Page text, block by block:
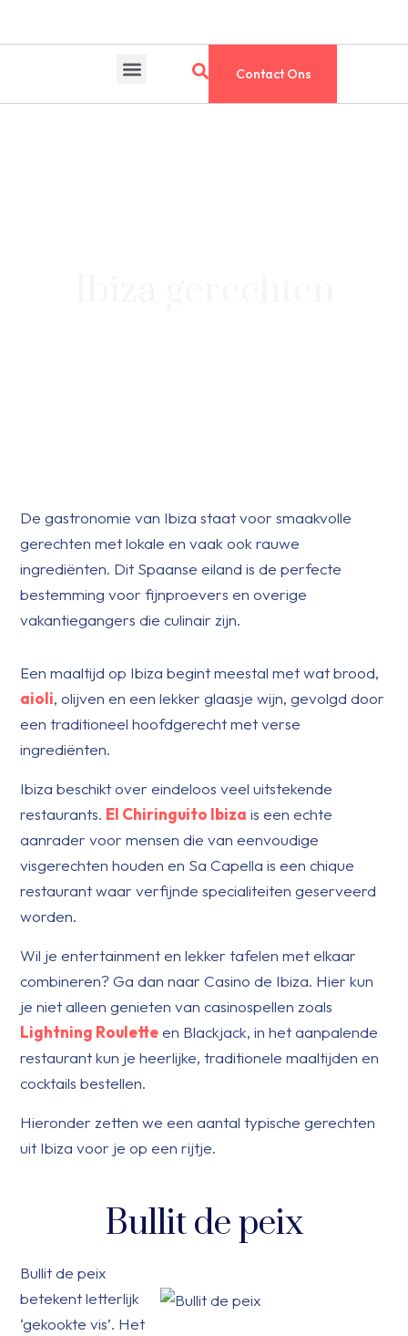
Contact Ons
De gastronomie van Ibiza staat voor smaakvolle
gerechten met lokale en vaak ook rauwe
ingrediënten. Dit Spaanse eiland is de perfecte
bestemming voor fijnproevers en overige
vakantiegangers die culinair zijn.
Een maaltijd op Ibiza begint meestal met wat brood,
aioli, olijven en een lekker glaasje wijn, gevolgd door
een traditioneel hoofdgerecht met verse
ingrediënten.
Ibiza beschikt over eindeloos veel uitstekende
restaurants. El Chiringuito Ibiza is een echte
aanrader voor mensen die van eenvoudige
visgerechten houden en Sa Capella is een chique
restaurant waar verfijnde specialiteiten geserveerd
worden.
Wil je entertainment en lekker tafelen met elkaar
combineren? Ga dan naar Casino de Ibiza. Hier kun
je niet alleen genieten van casinospellen zoals
Lightning Rouletteen Blackjack, in het aanpalende
restaurant kun je heerlijke, traditionele maaltijden en
cocktails bestellen.
Hieronder zetten we een aantal typische gerechten
uit Ibiza voor je op een rijtje.
Bullit de peix
Bullit de peix
betekent letterlijk
‘gekookte vis’. Het